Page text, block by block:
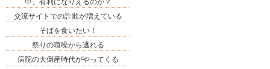
中、有利になりえるのか？
交流サイトでの詐欺が増えている
そばを食いたい！
祭りの喧噪から逃れる
病院の大倒産時代がやってくる